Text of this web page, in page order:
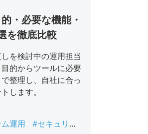
・必要な機能・
を徹底比較
を検討中の運用担当
的からツールに必要
整理し、自社に合っ
します。
運用
#セキュリテ